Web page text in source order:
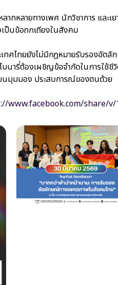
ากหลายทางเพศ นักวิชาการ และ
เป็นข้อถกเถียงในสังคม
ทศไทยยังไม่มีกฎหมายรับรองอัต
ารี่ต้องเผชิญข้อจำกัดในการใช้ชีวิ
นมุมมอง ประสบการณ์ของตนด้วย
www.facebook.com/share/v/